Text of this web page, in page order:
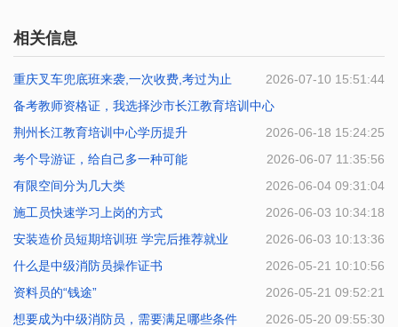
相关信息
重庆叉车兜底班来袭,一次收费,考过为止
2026-07-10 15:51:44
备考教师资格证，我选择沙市长江教育培训中心
2026-06-29 14:57:22
荆州长江教育培训中心学历提升
2026-06-18 15:24:25
考个导游证，给自己多一种可能
2026-06-07 11:35:56
有限空间分为几大类
2026-06-04 09:31:04
施工员快速学习上岗的方式
2026-06-03 10:34:18
安装造价员短期培训班 学完后推荐就业
2026-06-03 10:13:36
什么是中级消防员操作证书
2026-05-21 10:10:56
资料员的“钱途”
2026-05-21 09:52:21
想要成为中级消防员，需要满足哪些条件
2026-05-20 09:55:30